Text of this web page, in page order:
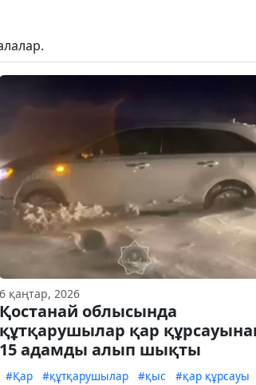
6 қаңтар, 2026
Қостанай облысында
құтқарушылар қар
15 адамды алып шықты
#Қар #құтқарушылар #қыс #қар құрсауы